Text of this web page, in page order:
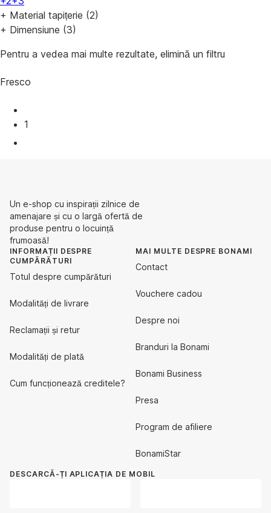
+ Material tapițerie (2)
+ Dimensiune (3)
Pentru a vedea mai multe rezultate, elimină un filtru
Fresco
1
Un e-shop cu inspirații zilnice de
amenajare și cu o largă ofertă de
produse pentru o locuință
frumoasă!
INFORMAȚII DESPRE
CUMPĂRĂTURI
Totul despre cumpărături
Modalități de livrare
Reclamații și retur
Modalități de plată
Cum funcționează creditele?
MAI MULTE DESPRE BONAMI
Contact
Vouchere cadou
Despre noi
Branduri la Bonami
Bonami Business
Presa
Program de afiliere
BonamiStar
DESCARCĂ-ȚI APLICAȚIA DE MOBIL